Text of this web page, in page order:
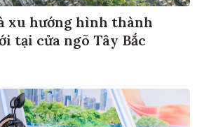
xu hướng hình thành
tại cửa ngõ Tây Bắc